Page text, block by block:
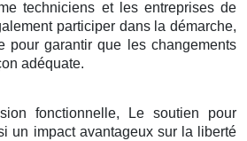
techniciens et les entreprises de
participer dans la démarche,
pour garantir que les changements
adéquate.
fonctionnelle, Le soutien pour
un impact avantageux sur la liberté